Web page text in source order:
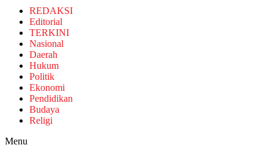
REDAKSI
Editorial
TERKINI
Nasional
Daerah
Hukum
Politik
Ekonomi
Pendidikan
Budaya
Religi
Menu